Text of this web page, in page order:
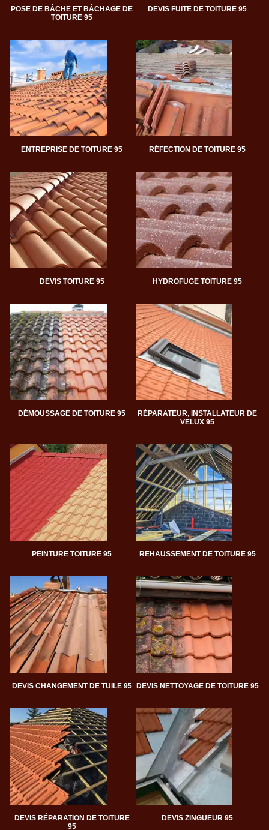
POSE DE BÂCHE ET BÂCHAGE DE
TOITURE 95
DEVIS FUITE DE TOITURE 95
ENTREPRISE DE TOITURE 95 RÉFECTION DE TOITURE 95
DEVIS TOITURE 95 HYDROFUGE TOITURE 95
DÉMOUSSAGE DE TOITURE 95
RÉPARATEUR, INSTALLATEUR DE
VELUX 95
PEINTURE TOITURE 95 REHAUSSEMENT DE TOITURE 95
DEVIS CHANGEMENT DE TUILE 95 DEVIS NETTOYAGE DE TOITURE 95
DEVIS RÉPARATION DE TOITURE
95
DEVIS ZINGUEUR 95